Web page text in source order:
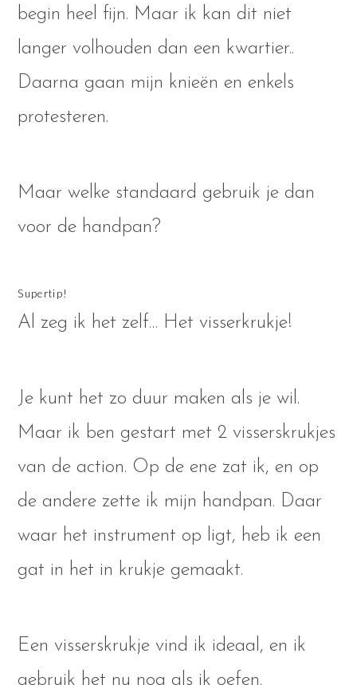
begin heel fijn. Maar ik kan dit niet
langer volhouden dan een kwartier..
Daarna gaan mijn knieën en enkels
protesteren.
Maar welke standaard gebruik je dan
voor de handpan?
Supertip!
Al zeg ik het zelf… Het visserkrukje!
Je kunt het zo duur maken als je wil.
Maar ik ben gestart met 2 visserskrukjes
van de action. Op de ene zat ik, en op
de andere zette ik mijn handpan. Daar
waar het instrument op ligt, heb ik een
gat in het in krukje gemaakt.
Een visserskrukje vind ik ideaal, en ik
gebruik het nu nog als ik oefen.